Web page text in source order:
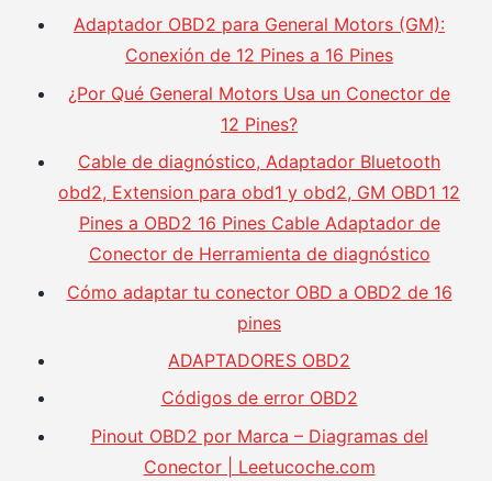
Adaptador OBD2 para General Motors (GM):
Conexión de 12 Pines a 16 Pines
¿Por Qué General Motors Usa un Conector de
12 Pines?
Cable de diagnóstico, Adaptador Bluetooth
obd2, Extension para obd1 y obd2, GM OBD1 12
Pines a OBD2 16 Pines Cable Adaptador de
Conector de Herramienta de diagnóstico
Cómo adaptar tu conector OBD a OBD2 de 16
pines
ADAPTADORES OBD2
Códigos de error OBD2
Pinout OBD2 por Marca – Diagramas del
Conector | Leetucoche.com